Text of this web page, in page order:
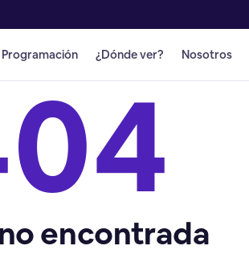
Programación ¿Dónde ver? Nosotros
encontrada